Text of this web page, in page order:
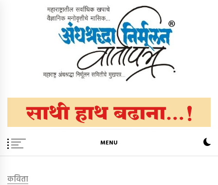
अंधश्रद्धा निर्मूलन वार्तापत्र ®
MENU
कविता